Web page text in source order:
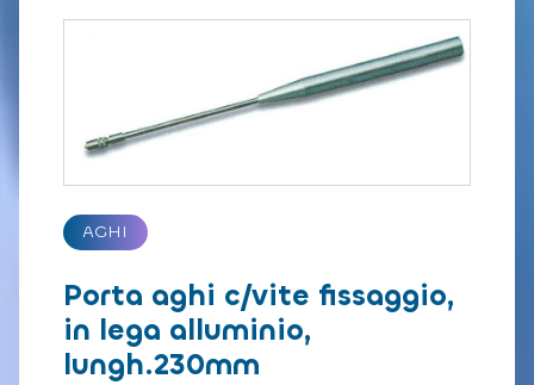
AGHI
Porta aghi c/vite fissaggio,
in lega alluminio,
lungh.230mm